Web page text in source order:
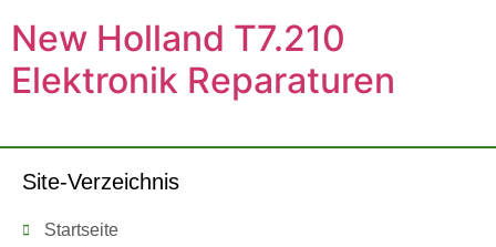
New Holland T7.210
Elektronik Reparaturen
Site-Verzeichnis
Startseite